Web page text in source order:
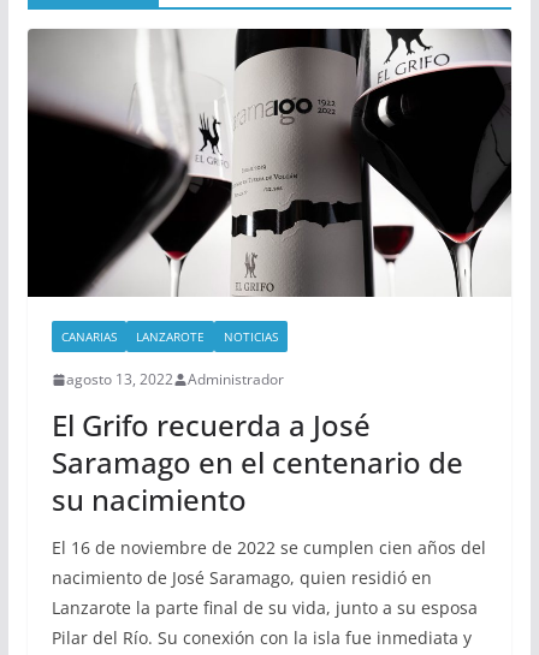
CANARIAS LANZAROTE NOTICIAS
agosto 13, 2022 Administrador
El Grifo recuerda a José
Saramago en el centenario de
su nacimiento
El 16 de noviembre de 2022 se cumplen cien años del
nacimiento de José Saramago, quien residió en
Lanzarote la parte final de su vida, junto a su esposa
Pilar del Río. Su conexión con la isla fue inmediata y